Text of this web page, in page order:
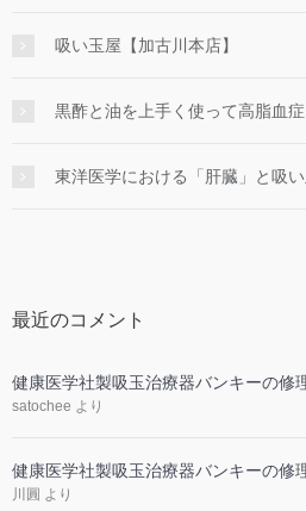
吸い玉屋【加古川本店】
黒酢と油を上手く使って高脂血
東洋医学における「肝臓」と吸
最近のコメント
健康医学社製吸玉治療器バンキーの修
satochee より
健康医学社製吸玉治療器バンキーの修
川圓 より